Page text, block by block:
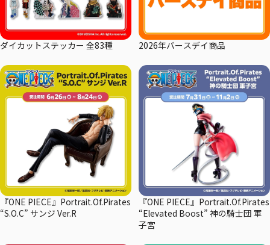
ダイカットステッカー 全83種 2026年バースデイ商品
『ONE PIECE』Portrait.Of.Pirates
“S.O.C” サンジ Ver.R
『ONE PIECE』Portrait.Of.Pirates
“Elevated Boost” 神の騎士団 軍
子宮